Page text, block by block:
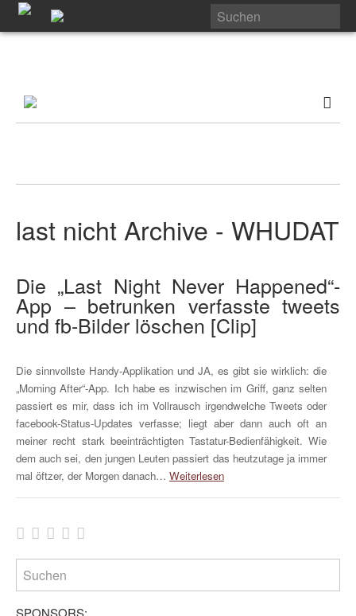
last nicht Archive - WHUDAT
Die „Last Night Never Happened“-
App – betrunken verfasste tweets
und fb-Bilder löschen [Clip]
Die sinnvollste Handy-Applikation und JA, es gibt sie wirklich: die
„Morning After“-App. Ich habe es inzwischen im Griff, ganz selten
passiert es mir, dass ich im Vollrausch irgendwelche Tweets oder
facebook-Status-Updates verfasse; liegt aber dann auch oft an
meiner recht stark beeinträchtigten Tastatur-Bedienfähigkeit. Wie
dem auch sei, den jungen Leuten passiert das heutzutage ja immer
mal öftzer, der Morgen danach… Weiterlesen
SPONSORS: